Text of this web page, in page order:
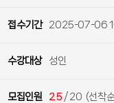
접수기간 2025-07-06
수강대상 성인
모집인원 25 / 20 (선착